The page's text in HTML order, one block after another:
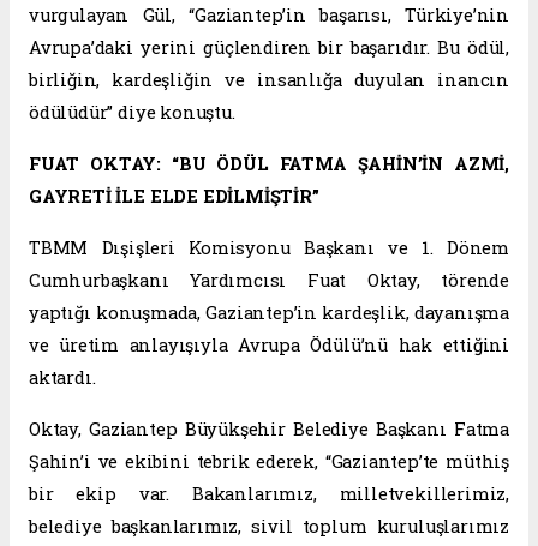
vurgulayan Gül, “Gaziantep’in başarısı, Türkiye’nin
Avrupa’daki yerini güçlendiren bir başarıdır. Bu ödül,
birliğin, kardeşliğin ve insanlığa duyulan inancın
ödülüdür” diye konuştu.
FUAT OKTAY: “BU ÖDÜL FATMA ŞAHİN’İN AZMİ,
GAYRETİ İLE ELDE EDİLMİŞTİR”
TBMM Dışişleri Komisyonu Başkanı ve 1. Dönem
Cumhurbaşkanı Yardımcısı Fuat Oktay, törende
yaptığı konuşmada, Gaziantep’in kardeşlik, dayanışma
ve üretim anlayışıyla Avrupa Ödülü’nü hak ettiğini
aktardı.
Oktay, Gaziantep Büyükşehir Belediye Başkanı Fatma
Şahin’i ve ekibini tebrik ederek, “Gaziantep’te müthiş
bir ekip var. Bakanlarımız, milletvekillerimiz,
belediye başkanlarımız, sivil toplum kuruluşlarımız